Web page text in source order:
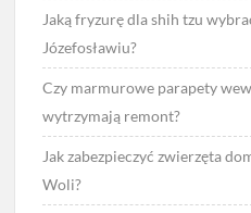
Jaką fryzurę dla shih tzu
Józefosławiu?
Czy marmurowe parapety
wytrzymają remont?
Jak zabezpieczyć zwierzęta
Woli?